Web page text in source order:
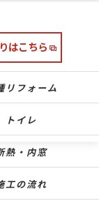
はこちら
リフォーム
トイレ
熱・内窓
工の流れ